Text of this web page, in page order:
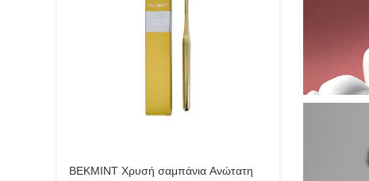
ΒΕΚΜΙΝΤ Χρυσή σαμπάνια Ανώτατη